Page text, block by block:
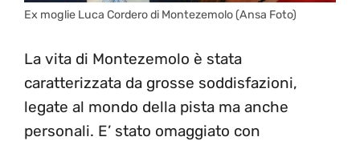
Ex moglie Luca Cordero di Montezemolo (Ansa Foto)
La vita di Montezemolo è stata
caratterizzata da grosse soddisfazioni,
legate al mondo della pista ma anche
personali. E’ stato omaggiato con